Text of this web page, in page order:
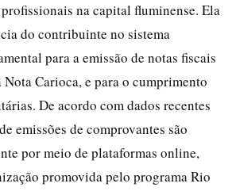
na capital fluminense. Ela
do contribuinte no sistema
para a emissão de notas fiscais
Carioca, e para o cumprimento
De acordo com dados recentes
emissões de comprovantes são
por meio de plataformas online,
promovida pelo programa Rio